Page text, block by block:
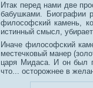
Итак перед нами две
бабушками. Биографии
философский камень,
истинный смысл,
Иначе философский
местечковый манер
царя Мидаса. И он был
что... осторожнее в